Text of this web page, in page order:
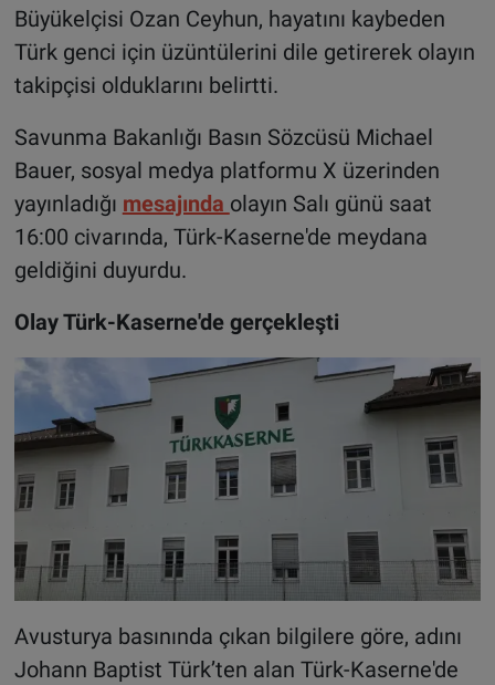
Büyükelçisi Ozan Ceyhun, hayatını kaybeden
Türk genci için üzüntülerini dile getirerek olayın
takipçisi olduklarını belirtti.
Savunma Bakanlığı Basın Sözcüsü Michael
Bauer, sosyal medya platformu X üzerinden
yayınladığı mesajında olayın Salı günü saat
16:00 civarında, Türk-Kaserne'de meydana
geldiğini duyurdu.
Olay Türk-Kaserne'de gerçekleşti
Avusturya basınında çıkan bilgilere göre, adını
Johann Baptist Türk’ten alan Türk-Kaserne'de